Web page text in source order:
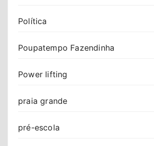
Política
Poupatempo Fazendinha
Power lifting
praia grande
pré-escola